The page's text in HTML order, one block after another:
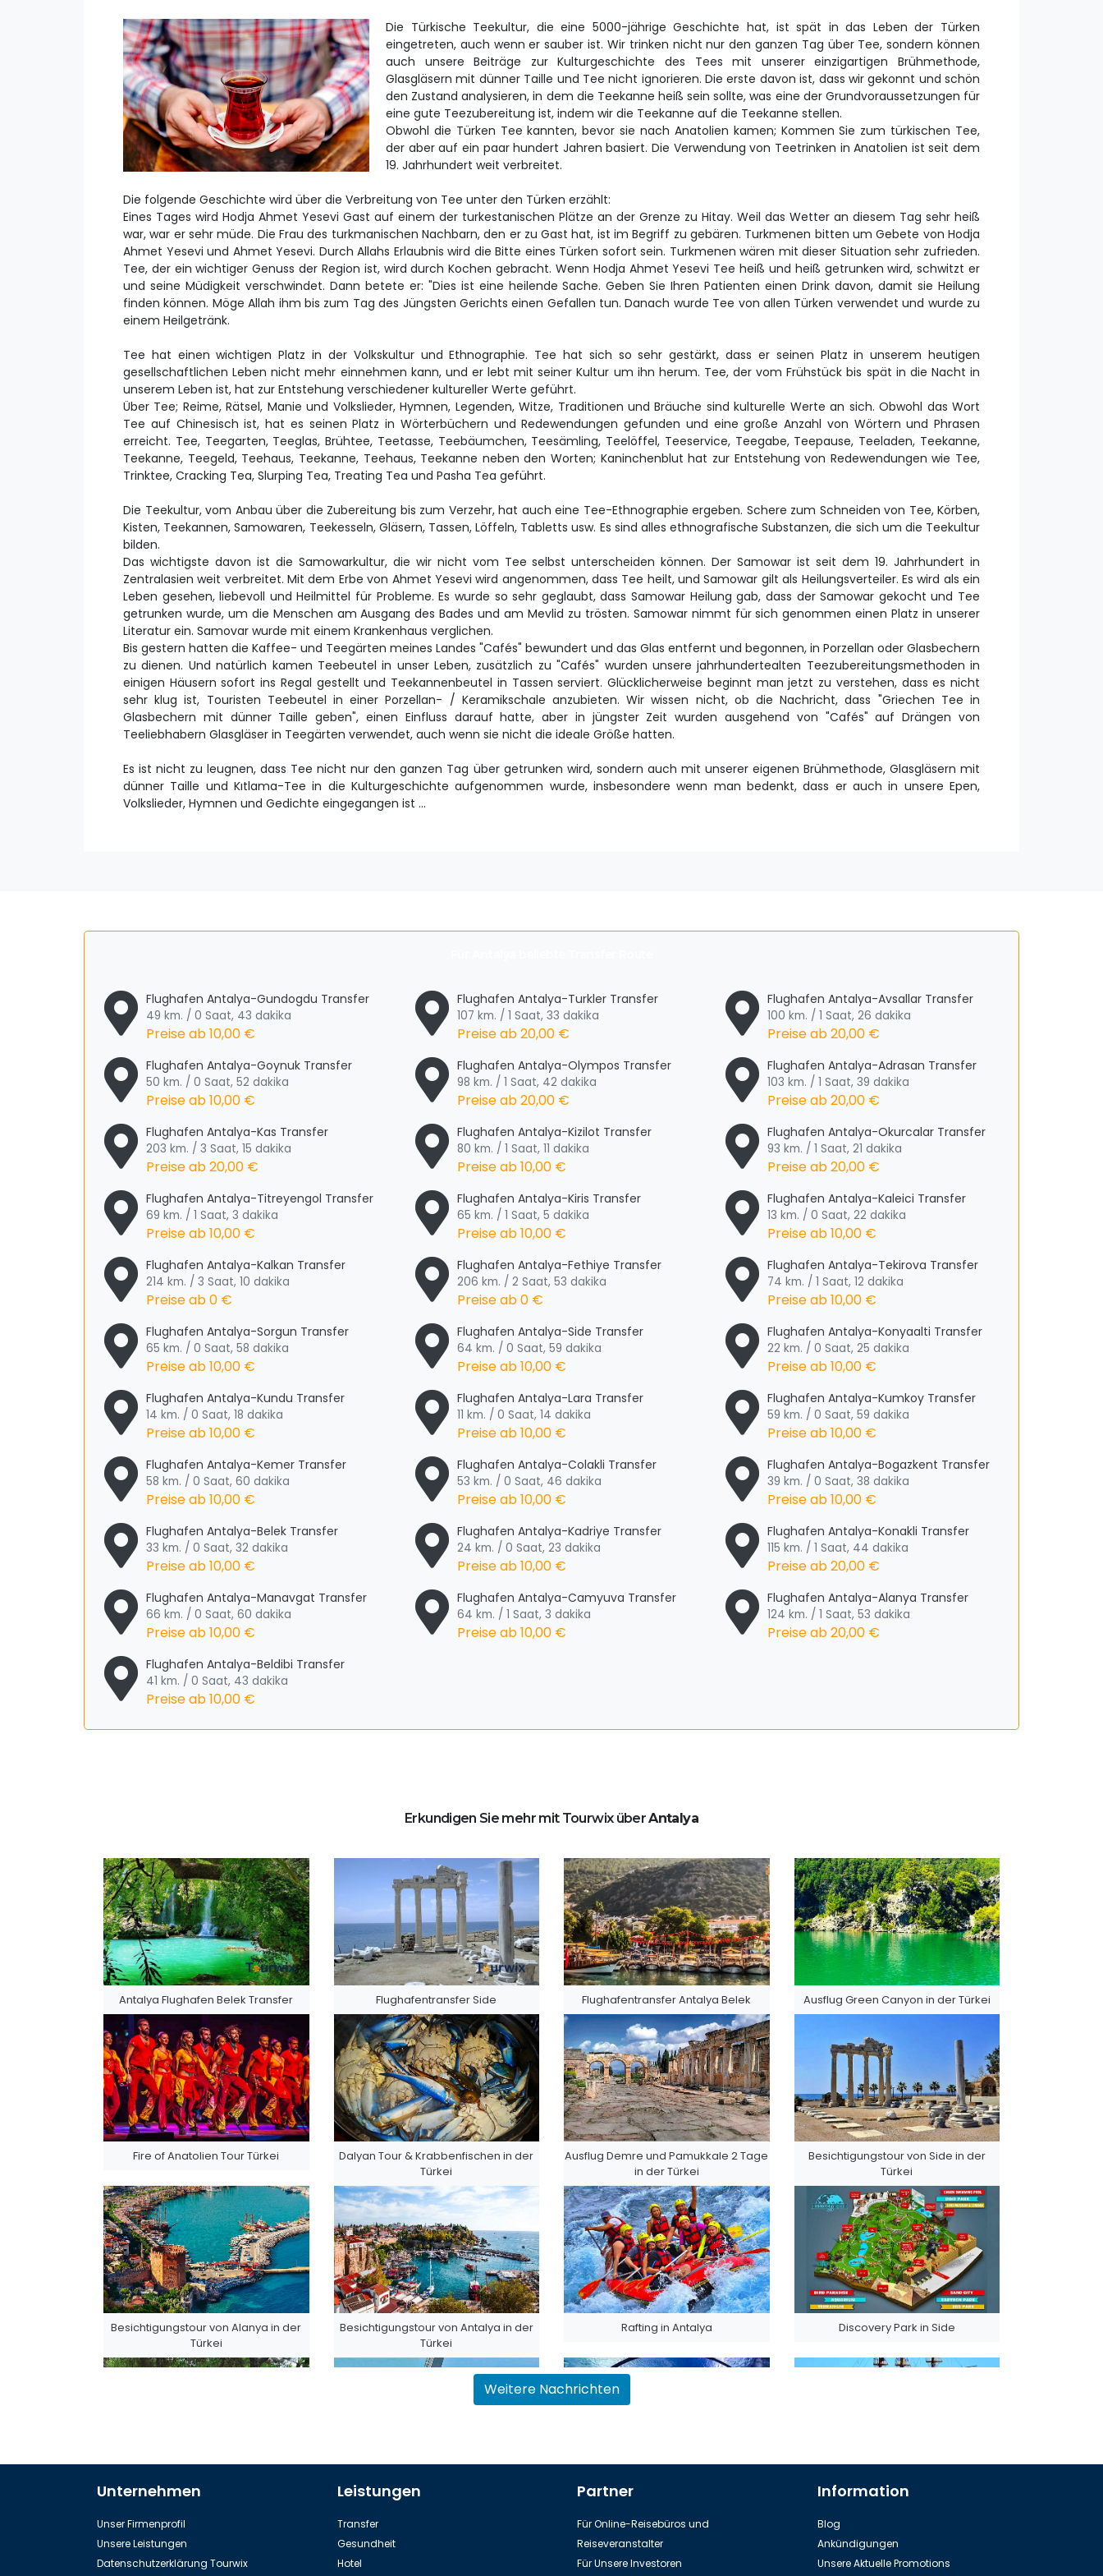
Die Türkische Teekultur, die eine 5000-jährige Geschichte hat, ist spät in das Leben der Türken
eingetreten, auch wenn er sauber ist. Wir trinken nicht nur den ganzen Tag über Tee, sondern können
auch unsere Beiträge zur Kulturgeschichte des Tees mit unserer einzigartigen Brühmethode,
Glasgläsern mit dünner Taille und Tee nicht ignorieren. Die erste davon ist, dass wir gekonnt und schön
den Zustand analysieren, in dem die Teekanne heiß sein sollte, was eine der Grundvoraussetzungen für
eine gute Teezubereitung ist, indem wir die Teekanne auf die Teekanne stellen.
Obwohl die Türken Tee kannten, bevor sie nach Anatolien kamen; Kommen Sie zum türkischen Tee,
der aber auf ein paar hundert Jahren basiert. Die Verwendung von Teetrinken in Anatolien ist seit dem
19. Jahrhundert weit verbreitet.
Die folgende Geschichte wird über die Verbreitung von Tee unter den Türken erzählt:
Eines Tages wird Hodja Ahmet Yesevi Gast auf einem der turkestanischen Plätze an der Grenze zu Hitay. Weil das Wetter an diesem Tag sehr heiß
war, war er sehr müde. Die Frau des turkmanischen Nachbarn, den er zu Gast hat, ist im Begriff zu gebären. Turkmenen bitten um Gebete von Hodja
Ahmet Yesevi und Ahmet Yesevi. Durch Allahs Erlaubnis wird die Bitte eines Türken sofort sein. Turkmenen wären mit dieser Situation sehr zufrieden.
Tee, der ein wichtiger Genuss der Region ist, wird durch Kochen gebracht. Wenn Hodja Ahmet Yesevi Tee heiß und heiß getrunken wird, schwitzt er
und seine Müdigkeit verschwindet. Dann betete er: "Dies ist eine heilende Sache. Geben Sie Ihren Patienten einen Drink davon, damit sie Heilung
finden können. Möge Allah ihm bis zum Tag des Jüngsten Gerichts einen Gefallen tun. Danach wurde Tee von allen Türken verwendet und wurde zu
einem Heilgetränk.
Tee hat einen wichtigen Platz in der Volkskultur und Ethnographie. Tee hat sich so sehr gestärkt, dass er seinen Platz in unserem heutigen
gesellschaftlichen Leben nicht mehr einnehmen kann, und er lebt mit seiner Kultur um ihn herum. Tee, der vom Frühstück bis spät in die Nacht in
unserem Leben ist, hat zur Entstehung verschiedener kultureller Werte geführt.
Über Tee; Reime, Rätsel, Manie und Volkslieder, Hymnen, Legenden, Witze, Traditionen und Bräuche sind kulturelle Werte an sich. Obwohl das Wort
Tee auf Chinesisch ist, hat es seinen Platz in Wörterbüchern und Redewendungen gefunden und eine große Anzahl von Wörtern und Phrasen
erreicht. Tee, Teegarten, Teeglas, Brühtee, Teetasse, Teebäumchen, Teesämling, Teelöffel, Teeservice, Teegabe, Teepause, Teeladen, Teekanne,
Teekanne, Teegeld, Teehaus, Teekanne, Teehaus, Teekanne neben den Worten; Kaninchenblut hat zur Entstehung von Redewendungen wie Tee,
Trinktee, Cracking Tea, Slurping Tea, Treating Tea und Pasha Tea geführt.
Die Teekultur, vom Anbau über die Zubereitung bis zum Verzehr, hat auch eine Tee-Ethnographie ergeben. Schere zum Schneiden von Tee, Körben,
Kisten, Teekannen, Samowaren, Teekesseln, Gläsern, Tassen, Löffeln, Tabletts usw. Es sind alles ethnografische Substanzen, die sich um die Teekultur
bilden.
Das wichtigste davon ist die Samowarkultur, die wir nicht vom Tee selbst unterscheiden können. Der Samowar ist seit dem 19. Jahrhundert in
Zentralasien weit verbreitet. Mit dem Erbe von Ahmet Yesevi wird angenommen, dass Tee heilt, und Samowar gilt als Heilungsverteiler. Es wird als ein
Leben gesehen, liebevoll und Heilmittel für Probleme. Es wurde so sehr geglaubt, dass Samowar Heilung gab, dass der Samowar gekocht und Tee
getrunken wurde, um die Menschen am Ausgang des Bades und am Mevlid zu trösten. Samowar nimmt für sich genommen einen Platz in unserer
Literatur ein. Samovar wurde mit einem Krankenhaus verglichen.
Bis gestern hatten die Kaffee- und Teegärten meines Landes "Cafés" bewundert und das Glas entfernt und begonnen, in Porzellan oder Glasbechern
zu dienen. Und natürlich kamen Teebeutel in unser Leben, zusätzlich zu "Cafés" wurden unsere jahrhundertealten Teezubereitungsmethoden in
einigen Häusern sofort ins Regal gestellt und Teekannenbeutel in Tassen serviert. Glücklicherweise beginnt man jetzt zu verstehen, dass es nicht
sehr klug ist, Touristen Teebeutel in einer Porzellan- / Keramikschale anzubieten. Wir wissen nicht, ob die Nachricht, dass "Griechen Tee in
Glasbechern mit dünner Taille geben", einen Einfluss darauf hatte, aber in jüngster Zeit wurden ausgehend von "Cafés" auf Drängen von
Teeliebhabern Glasgläser in Teegärten verwendet, auch wenn sie nicht die ideale Größe hatten.
Es ist nicht zu leugnen, dass Tee nicht nur den ganzen Tag über getrunken wird, sondern auch mit unserer eigenen Brühmethode, Glasgläsern mit
dünner Taille und Kıtlama-Tee in die Kulturgeschichte aufgenommen wurde, insbesondere wenn man bedenkt, dass er auch in unsere Epen,
Volkslieder, Hymnen und Gedichte eingegangen ist ...
Flughafen Antalya-Gundogdu Transfer
49 km. / 0 Saat, 43 dakika
Preise ab10,00 €
Flughafen Antalya-Turkler Transfer
107 km. / 1 Saat, 33 dakika
Preise ab20,00 €
Flughafen Antalya-Avsallar Transfer
100 km. / 1 Saat, 26 dakika
Preise ab20,00 €
Flughafen Antalya-Goynuk Transfer
50 km. / 0 Saat, 52 dakika
Preise ab10,00 €
Flughafen Antalya-Olympos Transfer
98 km. / 1 Saat, 42 dakika
Preise ab20,00 €
Flughafen Antalya-Adrasan Transfer
103 km. / 1 Saat, 39 dakika
Preise ab20,00 €
Flughafen Antalya-Kas Transfer
203 km. / 3 Saat, 15 dakika
Preise ab20,00 €
Flughafen Antalya-Kizilot Transfer
80 km. / 1 Saat, 11 dakika
Preise ab10,00 €
Flughafen Antalya-Okurcalar Transfer
93 km. / 1 Saat, 21 dakika
Preise ab20,00 €
Flughafen Antalya-Titreyengol Transfer
69 km. / 1 Saat, 3 dakika
Preise ab10,00 €
Flughafen Antalya-Kiris Transfer
65 km. / 1 Saat, 5 dakika
Preise ab10,00 €
Flughafen Antalya-Kaleici Transfer
13 km. / 0 Saat, 22 dakika
Preise ab10,00 €
Flughafen Antalya-Kalkan Transfer
214 km. / 3 Saat, 10 dakika
Preise ab0 €
Flughafen Antalya-Fethiye Transfer
206 km. / 2 Saat, 53 dakika
Preise ab0 €
Flughafen Antalya-Tekirova Transfer
74 km. / 1 Saat, 12 dakika
Preise ab10,00 €
Flughafen Antalya-Sorgun Transfer
65 km. / 0 Saat, 58 dakika
Preise ab10,00 €
Flughafen Antalya-Side Transfer
64 km. / 0 Saat, 59 dakika
Preise ab10,00 €
Flughafen Antalya-Konyaalti Transfer
22 km. / 0 Saat, 25 dakika
Preise ab10,00 €
Flughafen Antalya-Kundu Transfer
14 km. / 0 Saat, 18 dakika
Preise ab10,00 €
Flughafen Antalya-Lara Transfer
11 km. / 0 Saat, 14 dakika
Preise ab10,00 €
Flughafen Antalya-Kumkoy Transfer
59 km. / 0 Saat, 59 dakika
Preise ab10,00 €
Flughafen Antalya-Kemer Transfer
58 km. / 0 Saat, 60 dakika
Preise ab10,00 €
Flughafen Antalya-Colakli Transfer
53 km. / 0 Saat, 46 dakika
Preise ab10,00 €
Flughafen Antalya-Bogazkent Transfer
39 km. / 0 Saat, 38 dakika
Preise ab10,00 €
Flughafen Antalya-Belek Transfer
33 km. / 0 Saat, 32 dakika
Preise ab10,00 €
Flughafen Antalya-Kadriye Transfer
24 km. / 0 Saat, 23 dakika
Preise ab10,00 €
Flughafen Antalya-Konakli Transfer
115 km. / 1 Saat, 44 dakika
Preise ab20,00 €
Flughafen Antalya-Manavgat Transfer
66 km. / 0 Saat, 60 dakika
Preise ab10,00 €
Flughafen Antalya-Camyuva Transfer
64 km. / 1 Saat, 3 dakika
Preise ab10,00 €
Flughafen Antalya-Alanya Transfer
124 km. / 1 Saat, 53 dakika
Preise ab20,00 €
Flughafen Antalya-Beldibi Transfer
41 km. / 0 Saat, 43 dakika
Preise ab10,00 €
Erkundigen Sie mehr mit Tourwix überAntalya
Antalya Flughafen Belek Transfer Flughafentransfer Side Flughafentransfer Antalya Belek Ausflug Green Canyon in der Türkei
Fire of Anatolien Tour Türkei
Dalyan Tour & Krabbenfischen in der
Türkei
Ausflug Demre und Pamukkale 2 Tage
in der Türkei
Besichtigungstour von Side in der
Türkei
Besichtigungstour von Alanya in der
Türkei
Besichtigungstour von Antalya in der
Türkei
Rafting in Antalya Discovery Park in Side
Dinopark in Kemer
Seilbahn zur Spitze des Tahtali-
Aquarium in Stadt Antalya Yacht Tour (Gruppe)
Weitere Nachrichten
Unternehmen
Unser Firmenprofil
Unsere Leistungen
Datenschutzerklärung Tourwix
Leistungen
Transfer
Gesundheit
Hotel
Partner
Für Online-Reisebüros und
Reiseveranstalter
Für Unsere Investoren
Information
Blog
Ankündigungen
Unsere Aktuelle Promotions